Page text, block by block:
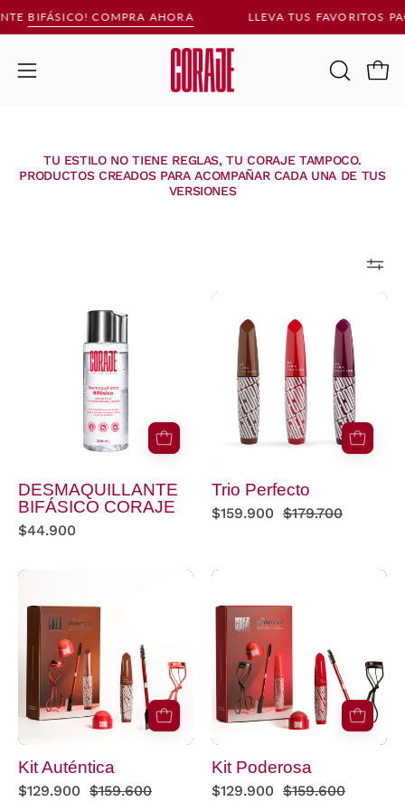
Saltar
al
BIFÁSICO! COMPRA AHORA LLEVA TUS FAVORITOS
Abrir
ABRIR
TU ESTILO NO TIENE REGLAS, TU CORAJE TAMPOCO.
PRODUCTOS CREADOS PARA ACOMPAÑAR CADA UNA DE TUS
VERSIONES
DESMAQUILLANTE
BIFÁSICO
CORAJE
DESMAQUILLANTE
BIFÁSICO CORAJE
$44.900
Perfecto
Trio Perfecto
$159.900 $179.700
Kit Auténtica
$129.900 $159.600
Kit Poderosa
$129.900 $159.600